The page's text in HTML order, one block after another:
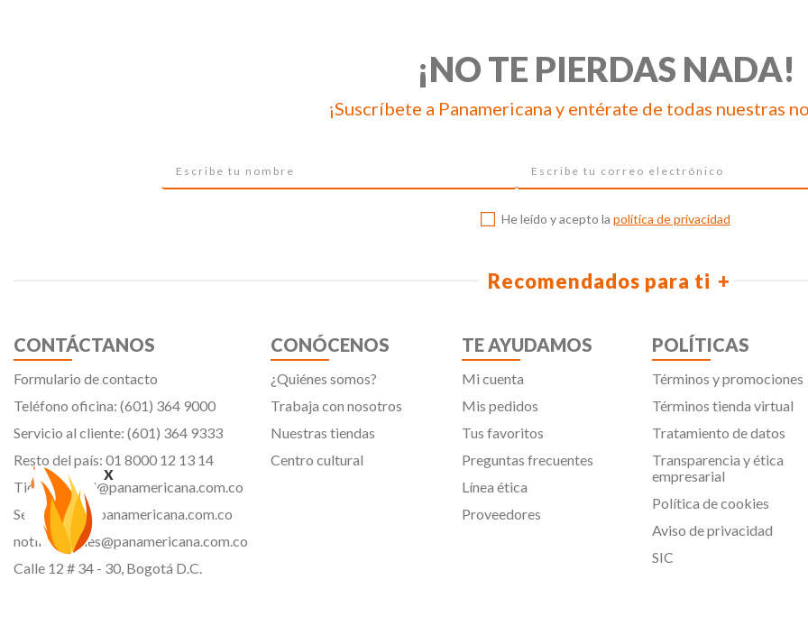
x
¡NO TE PIERDAS NADA!
¡Suscríbete a Panamericana y entérate de todas nuestras
He leído y acepto la política de privacidad
Recomendados para ti
CONTÁCTANOS
Formulario de contacto
Teléfono oficina: (601) 364 9000
Servicio al cliente: (601) 364 9333
Resto del país: 01 8000 12 13 14
Tiendavirtual@panamericana.com.co
Servicliente@panamericana.com.co
notificaciones@panamericana.com.co
Calle 12 # 34 - 30, Bogotá D.C.
CONÓCENOS
¿Quiénes somos?
Trabaja con nosotros
Nuestras tiendas
Centro cultural
TE AYUDAMOS
Mi cuenta
Mis pedidos
Tus favoritos
Preguntas frecuentes
Línea ética
Proveedores
POLÍTICAS
Términos y promociones
Términos tienda virtual
Tratamiento de datos
Transparencia y ética
empresarial
Política de cookies
Aviso de privacidad
SIC